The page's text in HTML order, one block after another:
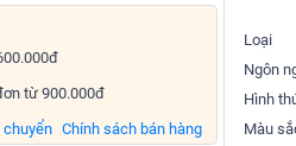
từ 900.000đ
Chính sách bán hàng
chuyển
Loại
Ngôn
Hình
Màu